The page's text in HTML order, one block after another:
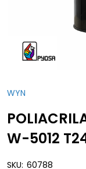
WYN
W-5012
SKU: 60788